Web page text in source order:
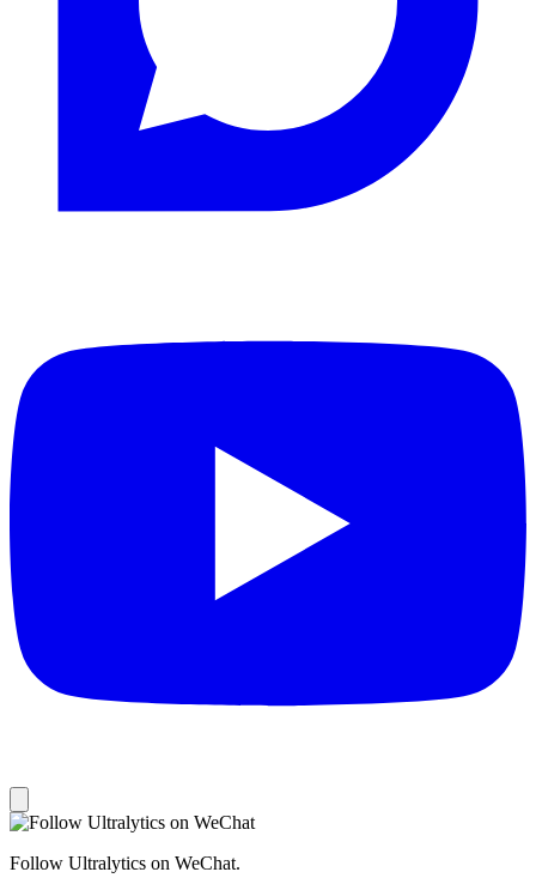
Follow Ultralytics on WeChat.